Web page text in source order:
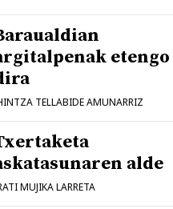
etengo
TELLABIDE AMUNARRIZ
alde
MUJIKA LARRETA